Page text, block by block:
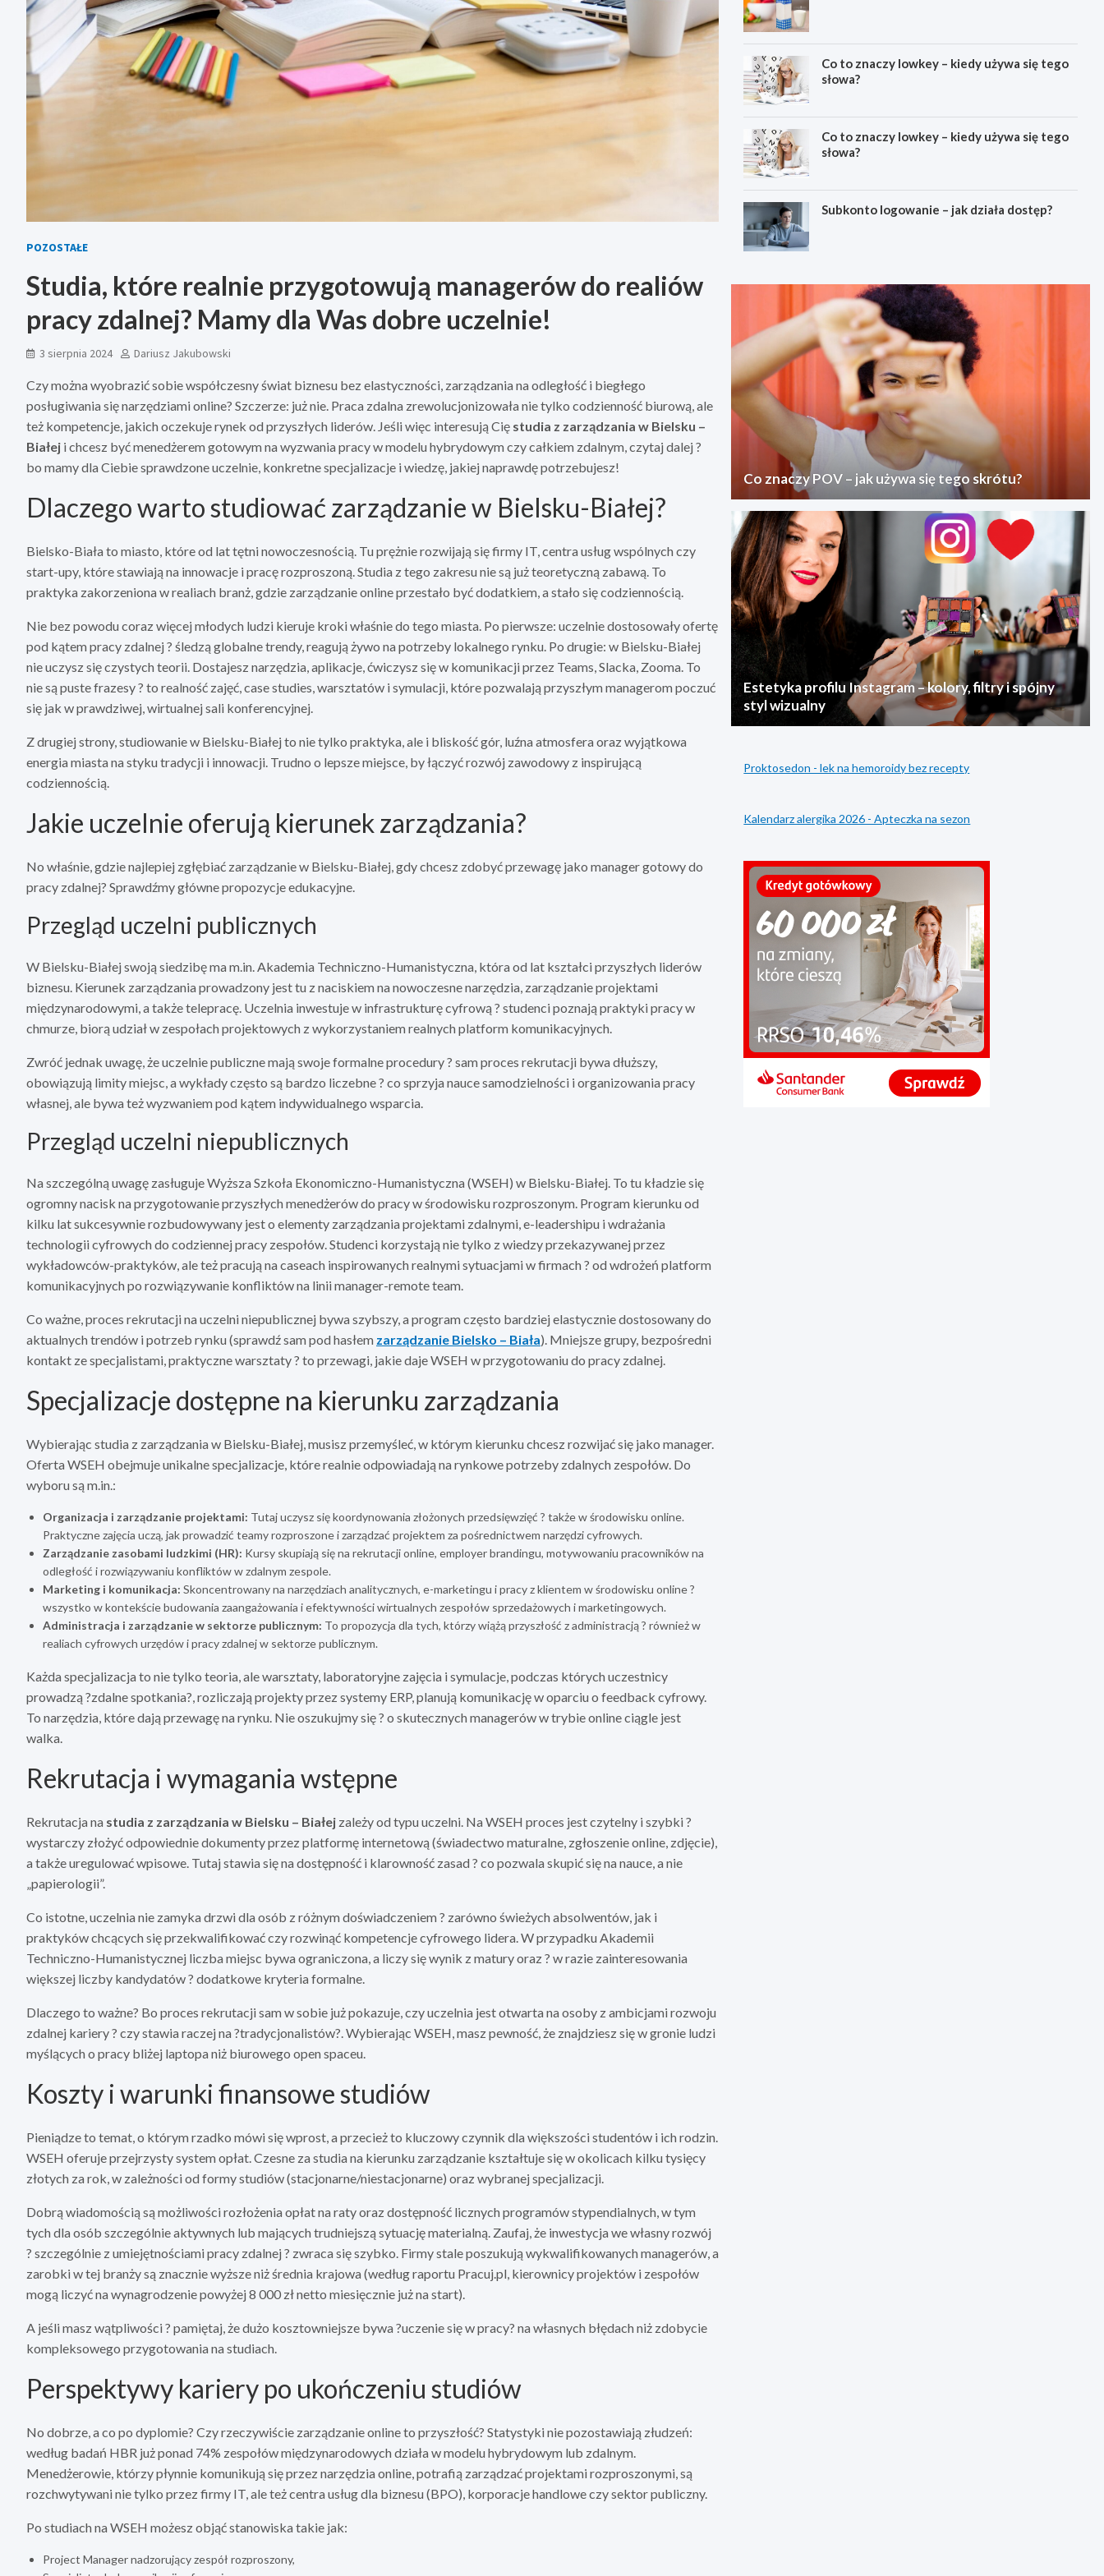
POZOSTAŁE
Studia, które realnie przygotowują managerów do realiów
pracy zdalnej? Mamy dla Was dobre uczelnie!
3 sierpnia 2024 Dariusz Jakubowski
Czy można wyobrazić sobie współczesny świat biznesu bez elastyczności, zarządzania na odległość i biegłego
posługiwania się narzędziami online? Szczerze: już nie. Praca zdalna zrewolucjonizowała nie tylko codzienność biurową, ale
też kompetencje, jakich oczekuje rynek od przyszłych liderów. Jeśli więc interesują Cię studia z zarządzania w Bielsku –
Białej i chcesz być menedżerem gotowym na wyzwania pracy w modelu hybrydowym czy całkiem zdalnym, czytaj dalej ?
bo mamy dla Ciebie sprawdzone uczelnie, konkretne specjalizacje i wiedzę, jakiej naprawdę potrzebujesz!
Dlaczego warto studiować zarządzanie w Bielsku-Białej?
Bielsko-Biała to miasto, które od lat tętni nowoczesnością. Tu prężnie rozwijają się firmy IT, centra usług wspólnych czy
start-upy, które stawiają na innowacje i pracę rozproszoną. Studia z tego zakresu nie są już teoretyczną zabawą. To
praktyka zakorzeniona w realiach branż, gdzie zarządzanie online przestało być dodatkiem, a stało się codziennością.
Nie bez powodu coraz więcej młodych ludzi kieruje kroki właśnie do tego miasta. Po pierwsze: uczelnie dostosowały ofertę
pod kątem pracy zdalnej ? śledzą globalne trendy, reagują żywo na potrzeby lokalnego rynku. Po drugie: w Bielsku-Białej
nie uczysz się czystych teorii. Dostajesz narzędzia, aplikacje, ćwiczysz się w komunikacji przez Teams, Slacka, Zooma. To
nie są puste frazesy ? to realność zajęć, case studies, warsztatów i symulacji, które pozwalają przyszłym managerom poczuć
się jak w prawdziwej, wirtualnej sali konferencyjnej.
Z drugiej strony, studiowanie w Bielsku-Białej to nie tylko praktyka, ale i bliskość gór, luźna atmosfera oraz wyjątkowa
energia miasta na styku tradycji i innowacji. Trudno o lepsze miejsce, by łączyć rozwój zawodowy z inspirującą
codziennością.
Jakie uczelnie oferują kierunek zarządzania?
No właśnie, gdzie najlepiej zgłębiać zarządzanie w Bielsku-Białej, gdy chcesz zdobyć przewagę jako manager gotowy do
pracy zdalnej? Sprawdźmy główne propozycje edukacyjne.
Przegląd uczelni publicznych
W Bielsku-Białej swoją siedzibę ma m.in. Akademia Techniczno-Humanistyczna, która od lat kształci przyszłych liderów
biznesu. Kierunek zarządzania prowadzony jest tu z naciskiem na nowoczesne narzędzia, zarządzanie projektami
międzynarodowymi, a także telepracę. Uczelnia inwestuje w infrastrukturę cyfrową ? studenci poznają praktyki pracy w
chmurze, biorą udział w zespołach projektowych z wykorzystaniem realnych platform komunikacyjnych.
Zwróć jednak uwagę, że uczelnie publiczne mają swoje formalne procedury ? sam proces rekrutacji bywa dłuższy,
obowiązują limity miejsc, a wykłady często są bardzo liczebne ? co sprzyja nauce samodzielności i organizowania pracy
własnej, ale bywa też wyzwaniem pod kątem indywidualnego wsparcia.
Przegląd uczelni niepublicznych
Na szczególną uwagę zasługuje Wyższa Szkoła Ekonomiczno-Humanistyczna (WSEH) w Bielsku-Białej. To tu kładzie się
ogromny nacisk na przygotowanie przyszłych menedżerów do pracy w środowisku rozproszonym. Program kierunku od
kilku lat sukcesywnie rozbudowywany jest o elementy zarządzania projektami zdalnymi, e-leadershipu i wdrażania
technologii cyfrowych do codziennej pracy zespołów. Studenci korzystają nie tylko z wiedzy przekazywanej przez
wykładowców-praktyków, ale też pracują na caseach inspirowanych realnymi sytuacjami w firmach ? od wdrożeń platform
komunikacyjnych po rozwiązywanie konfliktów na linii manager-remote team.
Co ważne, proces rekrutacji na uczelni niepublicznej bywa szybszy, a program często bardziej elastycznie dostosowany do
aktualnych trendów i potrzeb rynku (sprawdź sam pod hasłem zarządzanie Bielsko – Biała). Mniejsze grupy, bezpośredni
kontakt ze specjalistami, praktyczne warsztaty ? to przewagi, jakie daje WSEH w przygotowaniu do pracy zdalnej.
Specjalizacje dostępne na kierunku zarządzania
Wybierając studia z zarządzania w Bielsku-Białej, musisz przemyśleć, w którym kierunku chcesz rozwijać się jako manager.
Oferta WSEH obejmuje unikalne specjalizacje, które realnie odpowiadają na rynkowe potrzeby zdalnych zespołów. Do
wyboru są m.in.:
Organizacja i zarządzanie projektami: Tutaj uczysz się koordynowania złożonych przedsięwzięć ? także w środowisku online.
Praktyczne zajęcia uczą, jak prowadzić teamy rozproszone i zarządzać projektem za pośrednictwem narzędzi cyfrowych.
Zarządzanie zasobami ludzkimi (HR): Kursy skupiają się na rekrutacji online, employer brandingu, motywowaniu pracowników na
odległość i rozwiązywaniu konfliktów w zdalnym zespole.
Marketing i komunikacja: Skoncentrowany na narzędziach analitycznych, e-marketingu i pracy z klientem w środowisku online ?
wszystko w kontekście budowania zaangażowania i efektywności wirtualnych zespołów sprzedażowych i marketingowych.
Administracja i zarządzanie w sektorze publicznym: To propozycja dla tych, którzy wiążą przyszłość z administracją ? również w
realiach cyfrowych urzędów i pracy zdalnej w sektorze publicznym.
Każda specjalizacja to nie tylko teoria, ale warsztaty, laboratoryjne zajęcia i symulacje, podczas których uczestnicy
prowadzą ?zdalne spotkania?, rozliczają projekty przez systemy ERP, planują komunikację w oparciu o feedback cyfrowy.
To narzędzia, które dają przewagę na rynku. Nie oszukujmy się ? o skutecznych managerów w trybie online ciągle jest
walka.
Rekrutacja i wymagania wstępne
Rekrutacja na studia z zarządzania w Bielsku – Białej zależy od typu uczelni. Na WSEH proces jest czytelny i szybki ?
wystarczy złożyć odpowiednie dokumenty przez platformę internetową (świadectwo maturalne, zgłoszenie online, zdjęcie),
a także uregulować wpisowe. Tutaj stawia się na dostępność i klarowność zasad ? co pozwala skupić się na nauce, a nie
„papierologii”.
Co istotne, uczelnia nie zamyka drzwi dla osób z różnym doświadczeniem ? zarówno świeżych absolwentów, jak i
praktyków chcących się przekwalifikować czy rozwinąć kompetencje cyfrowego lidera. W przypadku Akademii
Techniczno-Humanistycznej liczba miejsc bywa ograniczona, a liczy się wynik z matury oraz ? w razie zainteresowania
większej liczby kandydatów ? dodatkowe kryteria formalne.
Dlaczego to ważne? Bo proces rekrutacji sam w sobie już pokazuje, czy uczelnia jest otwarta na osoby z ambicjami rozwoju
zdalnej kariery ? czy stawia raczej na ?tradycjonalistów?. Wybierając WSEH, masz pewność, że znajdziesz się w gronie ludzi
myślących o pracy bliżej laptopa niż biurowego open spaceu.
Koszty i warunki finansowe studiów
Pieniądze to temat, o którym rzadko mówi się wprost, a przecież to kluczowy czynnik dla większości studentów i ich rodzin.
WSEH oferuje przejrzysty system opłat. Czesne za studia na kierunku zarządzanie kształtuje się w okolicach kilku tysięcy
złotych za rok, w zależności od formy studiów (stacjonarne/niestacjonarne) oraz wybranej specjalizacji.
Dobrą wiadomością są możliwości rozłożenia opłat na raty oraz dostępność licznych programów stypendialnych, w tym
tych dla osób szczególnie aktywnych lub mających trudniejszą sytuację materialną. Zaufaj, że inwestycja we własny rozwój
? szczególnie z umiejętnościami pracy zdalnej ? zwraca się szybko. Firmy stale poszukują wykwalifikowanych managerów, a
zarobki w tej branży są znacznie wyższe niż średnia krajowa (według raportu Pracuj.pl, kierownicy projektów i zespołów
mogą liczyć na wynagrodzenie powyżej 8 000 zł netto miesięcznie już na start).
A jeśli masz wątpliwości ? pamiętaj, że dużo kosztowniejsze bywa ?uczenie się w pracy? na własnych błędach niż zdobycie
kompleksowego przygotowania na studiach.
Perspektywy kariery po ukończeniu studiów
No dobrze, a co po dyplomie? Czy rzeczywiście zarządzanie online to przyszłość? Statystyki nie pozostawiają złudzeń:
według badań HBR już ponad 74% zespołów międzynarodowych działa w modelu hybrydowym lub zdalnym.
Menedżerowie, którzy płynnie komunikują się przez narzędzia online, potrafią zarządzać projektami rozproszonymi, są
rozchwytywani nie tylko przez firmy IT, ale też centra usług dla biznesu (BPO), korporacje handlowe czy sektor publiczny.
Po studiach na WSEH możesz objąć stanowiska takie jak:
Project Manager nadzorujący zespół rozproszony,
Co to znaczy lowkey – kiedy używa się tego
słowa?
Co to znaczy lowkey – kiedy używa się tego
słowa?
Subkonto logowanie – jak działa dostęp?
Co znaczy POV – jak używa się tego skrótu?
Estetyka profilu Instagram – kolory, filtry i spójny
styl wizualny
Proktosedon - lek na hemoroidy bez recepty
Kalendarz alergika 2026 - Apteczka na sezon